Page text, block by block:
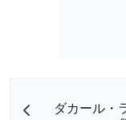
ダカール・